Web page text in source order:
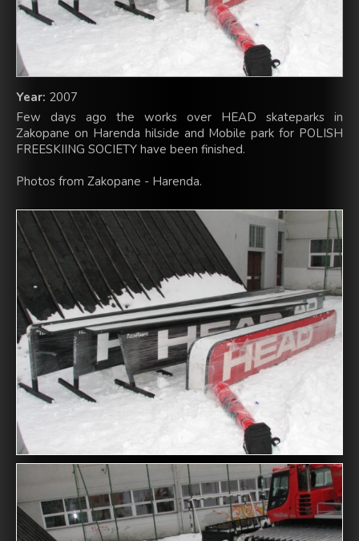
Year: 2007
Few days ago the works over HEAD skateparks in
Zakopane on Harenda hilside and Mobile park for POLISH
FREESKIING SOCIETY have been finished.
Photos from Zakopane - Harenda.